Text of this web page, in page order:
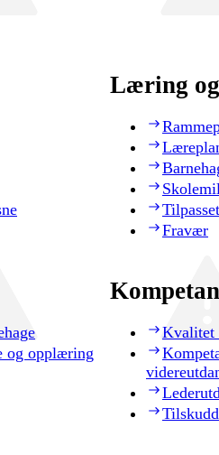
Læring
Fravær
og opplæring
Kvalitet
Tilskudd